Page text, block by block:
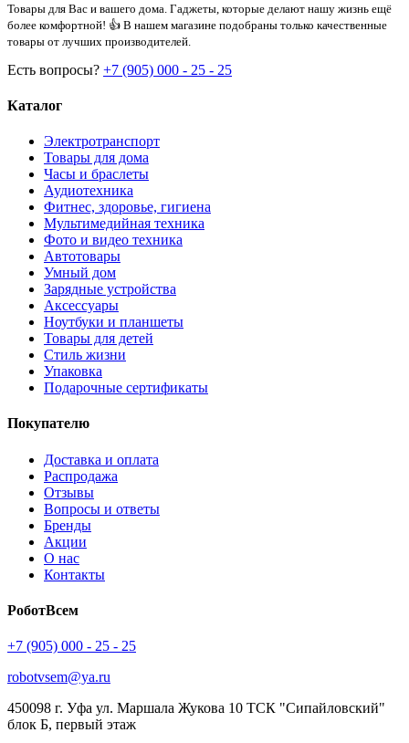
Товары для Вас и вашего дома. Гаджеты, которые делают нашу жизнь ещё
более комфортной! 👍 В нашем магазине подобраны только качественные
товары от лучших производителей.
Есть вопросы? +7 (905) 000 - 25 - 25
Каталог
Электротранспорт
Товары для дома
Часы и браслеты
Аудиотехника
Фитнес, здоровье, гигиена
Мультимедийная техника
Фото и видео техника
Автотовары
Умный дом
Зарядные устройства
Аксессуары
Ноутбуки и планшеты
Товары для детей
Стиль жизни
Упаковка
Подарочные сертификаты
Покупателю
Доставка и оплата
Распродажа
Отзывы
Вопросы и ответы
Бренды
Акции
О нас
Контакты
РоботВсем
+7 (905) 000 - 25 - 25
robotvsem@ya.ru
450098 г. Уфа ул. Маршала Жукова 10 ТСК "Сипайловский"
блок Б, первый этаж